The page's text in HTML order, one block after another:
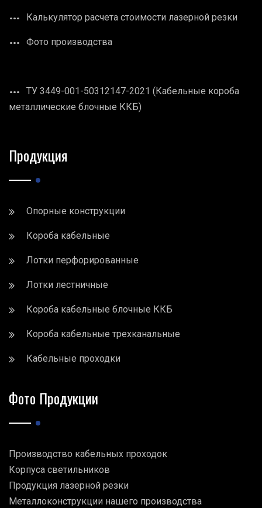
Калькулятор расчета стоимости лазерной резки
Фото производства
ТУ 3449-001-50312147-2021 (Кабельные короба
металлические блочные ККБ)
Продукция
Опорные конструкции
Короба кабельные
Лотки перфорированные
Лотки лестничные
Короба кабельные блочные ККБ
Короба кабельные трехканальные
Кабельные проходки
Фото Продукции
Производство кабельных проходок
Корпуса светильников
Продукция лазерной резки
Металлоконструкции нашего производства